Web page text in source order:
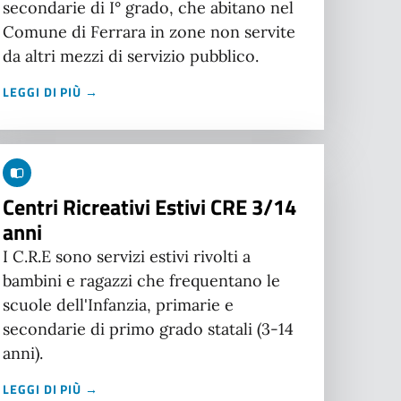
secondarie di I° grado, che abitano nel
Comune di Ferrara in zone non servite
da altri mezzi di servizio pubblico.
LEGGI DI PIÙ →
Centri Ricreativi Estivi CRE 3/14
anni
I C.R.E sono servizi estivi rivolti a
bambini e ragazzi che frequentano le
scuole dell'Infanzia, primarie e
secondarie di primo grado statali (3-14
anni).
LEGGI DI PIÙ →